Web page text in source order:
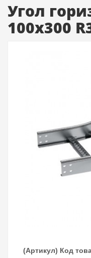
Угол
100x300
(Артикул) Код